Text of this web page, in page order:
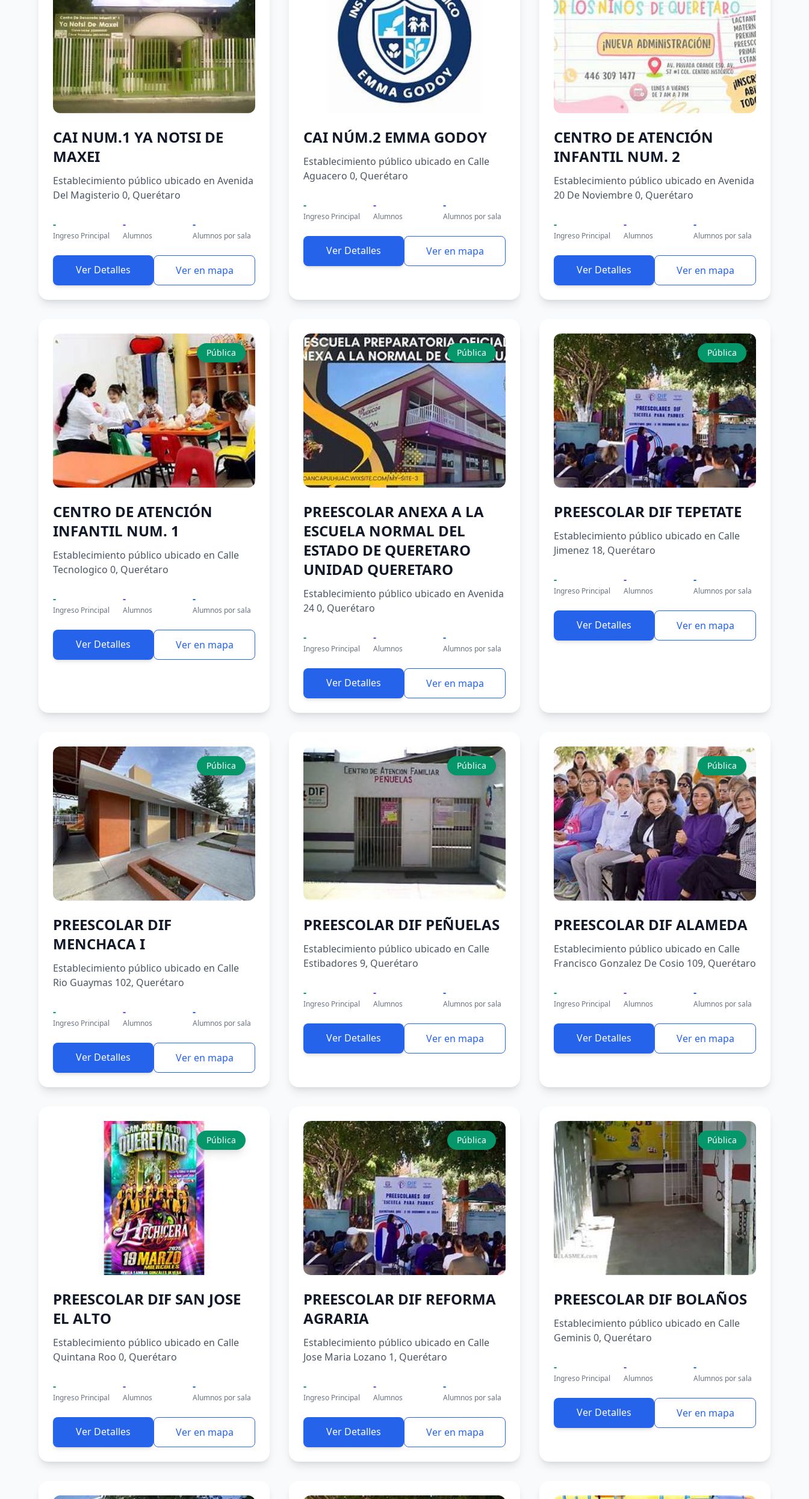
CAI NUM.1 YA NOTSI DE
MAXEI
Establecimiento público ubicado en Avenida
Del Magisterio 0, Querétaro
-
Ingreso Principal
-
Alumnos
-
Alumnos por sala
Ver Detalles Ver en mapa
CAI NÚM.2 EMMA GODOY
Establecimiento público ubicado en Calle
Aguacero 0, Querétaro
-
Ingreso Principal
-
Alumnos
-
Alumnos por sala
Ver Detalles Ver en mapa
CENTRO DE ATENCIÓN
INFANTIL NUM. 2
Establecimiento público ubicado en Avenida
20 De Noviembre 0, Querétaro
-
Ingreso Principal
-
Alumnos
-
Alumnos por sala
Ver Detalles Ver en mapa
Pública
CENTRO DE ATENCIÓN
INFANTIL NUM. 1
Establecimiento público ubicado en Calle
Tecnologico 0, Querétaro
-
Ingreso Principal
-
Alumnos
-
Alumnos por sala
Ver Detalles Ver en mapa
Pública
PREESCOLAR ANEXA A LA
ESCUELA NORMAL DEL
ESTADO DE QUERETARO
UNIDAD QUERETARO
Establecimiento público ubicado en Avenida
24 0, Querétaro
-
Ingreso Principal
-
Alumnos
-
Alumnos por sala
Ver Detalles Ver en mapa
Pública
PREESCOLAR DIF TEPETATE
Establecimiento público ubicado en Calle
Jimenez 18, Querétaro
-
Ingreso Principal
-
Alumnos
-
Alumnos por sala
Ver Detalles Ver en mapa
Pública
PREESCOLAR DIF
MENCHACA I
Establecimiento público ubicado en Calle
Rio Guaymas 102, Querétaro
-
Ingreso Principal
-
Alumnos
-
Alumnos por sala
Ver Detalles Ver en mapa
Pública
PREESCOLAR DIF PEÑUELAS
Establecimiento público ubicado en Calle
Estibadores 9, Querétaro
-
Ingreso Principal
-
Alumnos
-
Alumnos por sala
Ver Detalles Ver en mapa
Pública
PREESCOLAR DIF ALAMEDA
Establecimiento público ubicado en Calle
Francisco Gonzalez De Cosio 109, Querétaro
-
Ingreso Principal
-
Alumnos
-
Alumnos por sala
Ver Detalles Ver en mapa
Pública
PREESCOLAR DIF SAN JOSE
EL ALTO
Establecimiento público ubicado en Calle
Quintana Roo 0, Querétaro
-
Ingreso Principal
-
Alumnos
-
Alumnos por sala
Ver Detalles Ver en mapa
Pública
PREESCOLAR DIF REFORMA
AGRARIA
Establecimiento público ubicado en Calle
Jose Maria Lozano 1, Querétaro
-
Ingreso Principal
-
Alumnos
-
Alumnos por sala
Ver Detalles Ver en mapa
Pública
PREESCOLAR DIF BOLAÑOS
Establecimiento público ubicado en Calle
Geminis 0, Querétaro
-
Ingreso Principal
-
Alumnos
-
Alumnos por sala
Ver Detalles Ver en mapa